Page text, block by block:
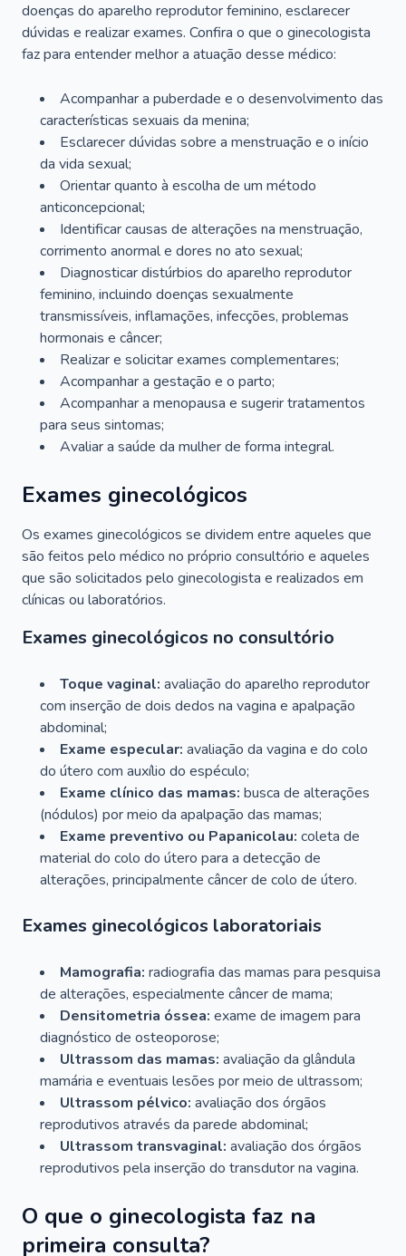
doenças do aparelho reprodutor feminino, esclarecer
dúvidas e realizar exames. Confira o que o ginecologista
faz para entender melhor a atuação desse médico:
Acompanhar a puberdade e o desenvolvimento das
características sexuais da menina;
Esclarecer dúvidas sobre a menstruação e o início
da vida sexual;
Orientar quanto à escolha de um método
anticoncepcional;
Identificar causas de alterações na menstruação,
corrimento anormal e dores no ato sexual;
Diagnosticar distúrbios do aparelho reprodutor
feminino, incluindo doenças sexualmente
transmissíveis, inflamações, infecções, problemas
hormonais e câncer;
Realizar e solicitar exames complementares;
Acompanhar a gestação e o parto;
Acompanhar a menopausa e sugerir tratamentos
para seus sintomas;
Avaliar a saúde da mulher de forma integral.
Exames ginecológicos
Os exames ginecológicos se dividem entre aqueles que
são feitos pelo médico no próprio consultório e aqueles
que são solicitados pelo ginecologista e realizados em
clínicas ou laboratórios.
Exames ginecológicos no consultório
Toque vaginal: avaliação do aparelho reprodutor
com inserção de dois dedos na vagina e apalpação
abdominal;
Exame especular: avaliação da vagina e do colo
do útero com auxílio do espéculo;
Exame clínico das mamas: busca de alterações
(nódulos) por meio da apalpação das mamas;
Exame preventivo ou Papanicolau: coleta de
material do colo do útero para a detecção de
alterações, principalmente câncer de colo de útero.
Exames ginecológicos laboratoriais
Mamografia: radiografia das mamas para pesquisa
de alterações, especialmente câncer de mama;
Densitometria óssea: exame de imagem para
diagnóstico de osteoporose;
Ultrassom das mamas: avaliação da glândula
mamária e eventuais lesões por meio de ultrassom;
Ultrassom pélvico: avaliação dos órgãos
reprodutivos através da parede abdominal;
Ultrassom transvaginal: avaliação dos órgãos
reprodutivos pela inserção do transdutor na vagina.
O que o ginecologista faz na
primeira consulta?